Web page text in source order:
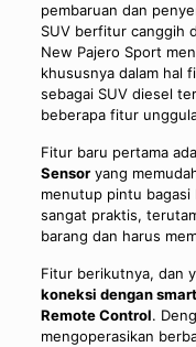
pembaruan dan
SUV berfitur canggih
New Pajero Sport
khususnya dalam hal
sebagai SUV diesel
beberapa fitur
Fitur baru pertama
Sensoryang
menutup pintu
sangat praktis,
barang dan harus
Fitur berikutnya, dan
koneksi dengan
Remote Control.
mengoperasikan